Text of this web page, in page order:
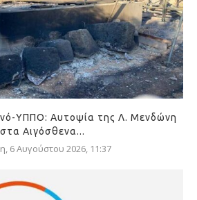
ΥΠΠΟ: Αυτοψία της Λ. Μενδώνη
στα Αιγόσθενα...
6 Αυγούστου 2026, 11:37